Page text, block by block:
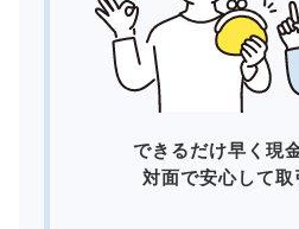
できるだけ早く現
対面で安心して取